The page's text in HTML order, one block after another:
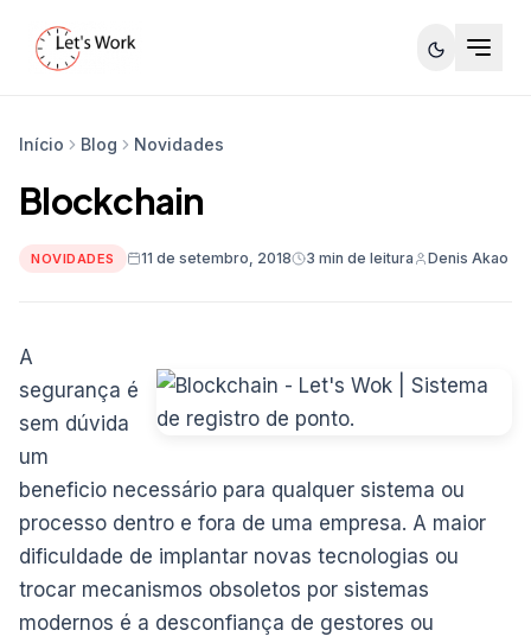
Início Blog Novidades
Blockchain
NOVIDADES 11 de setembro, 2018 3 min de leitura Denis Akao
A
segurança é
sem dúvida
um
beneficio necessário para qualquer sistema ou
processo dentro e fora de uma empresa. A maior
dificuldade de implantar novas tecnologias ou
trocar mecanismos obsoletos por sistemas
modernos é a desconfiança de gestores ou